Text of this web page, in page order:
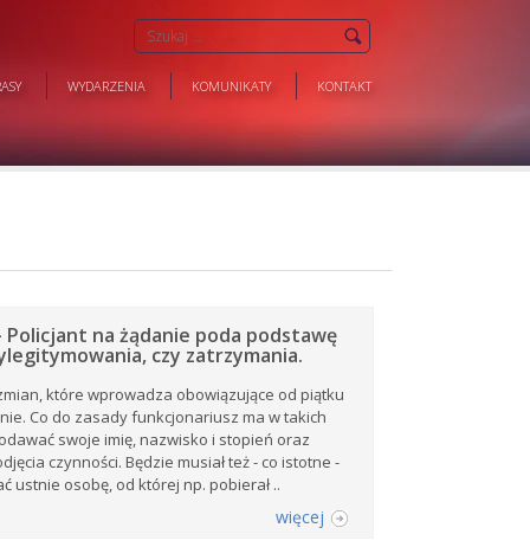
WYDARZENIA KOMUNIKATY KONTAKT
Policjant na żądanie poda podstawę
czy zatrzymania.
które wprowadza obowiązujące od piątku
Co do zasady funkcjonariusz ma w takich
swoje imię, nazwisko i stopień oraz
czynności. Będzie musiał też - co istotne -
ustnie osobę, od której np. pobierał ..
więcej